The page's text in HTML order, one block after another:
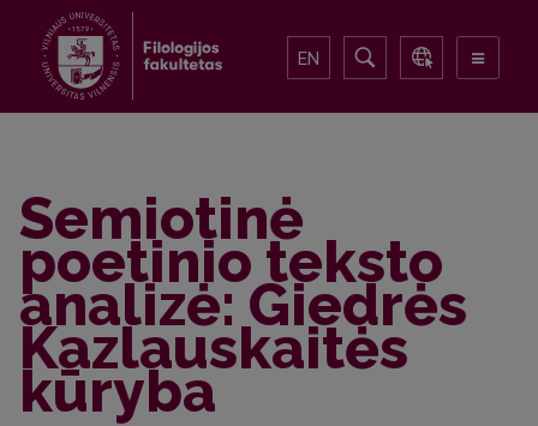
EN
Semiotinė
poetinio teksto
analizė: Giedrės
Kazlauskaitės
kūryba